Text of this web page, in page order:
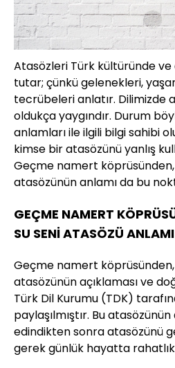
Atasözleri Türk kültüründe
tutar; çünkü gelenekleri,
tecrübeleri anlatır. Dilimizde
oldukça yaygındır. Durum
anlamları ile ilgili bilgi sahibi
kimse bir atasözünü yanlış
Geçme namert köprüsünden,
atasözünün anlamı da bu
GEÇME NAMERT
SU SENİ ATASÖZÜ
Geçme namert köprüsünden,
atasözünün açıklaması ve
Türk Dil Kurumu (TDK)
paylaşılmıştır. Bu
edindikten sonra atasözünü
gerek günlük hayatta